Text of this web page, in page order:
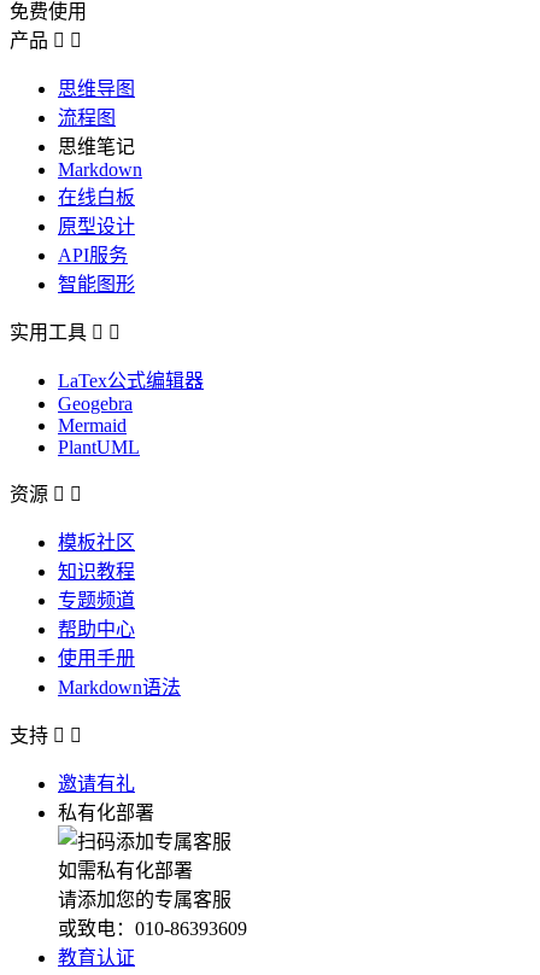
免费使用
产品  
思维导图
流程图
思维笔记
Markdown
在线白板
原型设计
API服务
智能图形
实用工具  
LaTex公式编辑器
Geogebra
Mermaid
PlantUML
资源  
模板社区
知识教程
专题频道
帮助中心
使用手册
Markdown语法
支持  
邀请有礼
私有化部署
如需私有化部署
请添加您的专属客服
或致电：010-86393609
教育认证